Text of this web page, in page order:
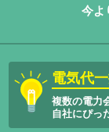
今よ
電気代
複数の電力
自社にぴっ